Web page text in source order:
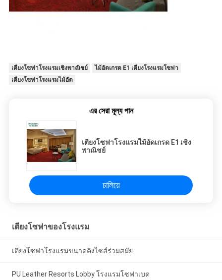
เตียงโซฟาโรงแรมเชิงพาณิชย์
ไม้อัดเกรด E1 เตียงโรงแรมโซฟา
เตียงโซฟาโรงแรมไม้อัด
এর সেরা মূল্য পান
เตียงโซฟาโรงแรมไม้อัดเกรด E1 เชิง
พาณิชย์
চালিয়ে
เตียงโซฟาของโรงแรม
เตียงโซฟาโรงแรมขนาดคิงไซส์ร่วมสมัย
PU Leather Resorts Lobby โรงแรมโซฟาเบด